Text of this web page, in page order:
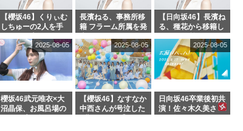
【櫻坂46】くりぃむ
しちゅーの2人を手
【くりぃむナンタ
ラ】
長濱ねる、事務所移
籍 フラーム所属を発
【日向坂46】長濱ね
る、種花から移籍し
れで事務所に所属し
ているのは... おひさ
まの反応がこちら
櫻坂46武元唯衣×大
沼晶保、お風呂場の
2025-08-05
【櫻坂46】なすなか
中西さんが号泣した
2025-08-05
日向坂46卒業後初共
演！佐々木久美さ
2025-08-05